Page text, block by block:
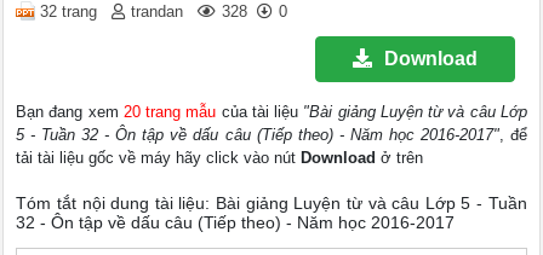
32 trang trandan 328 0
Download
Bạn đang xem 20 trang mẫu của tài liệu "Bài giảng Luyện từ và câu Lớp
5 - Tuần 32 - Ôn tập về dấu câu (Tiếp theo) - Năm học 2016-2017", để
tải tài liệu gốc về máy hãy click vào nút Download ở trên
Tóm tắt nội dung tài liệu: Bài giảng Luyện từ và câu Lớp 5 - Tuần
32 - Ôn tập về dấu câu (Tiếp theo) - Năm học 2016-2017